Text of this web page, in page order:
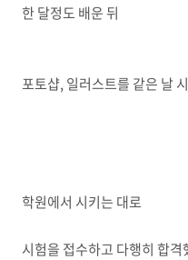
한 달정도 배운 뒤
포토샵, 일러스트를 같은 날
학원에서 시키는 대로
시험을 접수하고 다행히 합격